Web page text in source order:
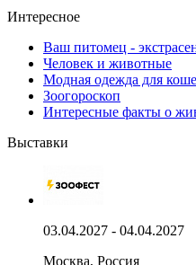
Интересное
Ваш питомец -
Человек и животные
Модная одежда для
Зоогороскоп
Интересные факты о
Выставки
03.04.2027 - 04.04.2027
Москва, Россия